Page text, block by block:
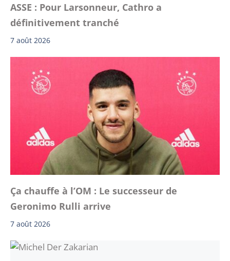
ASSE : Pour Larsonneur, Cathro a
définitivement tranché
7 août 2026
Ça chauffe à l’OM : Le successeur de
Geronimo Rulli arrive
7 août 2026